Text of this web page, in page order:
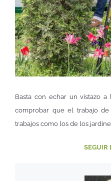
Basta con echar un vistazo
comprobar que el trabajo
trabajos como los de los
SEGUIR